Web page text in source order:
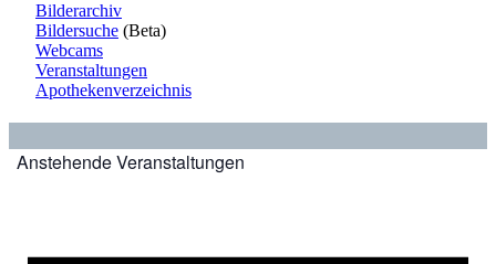
Bilderarchiv
Bildersuche (Beta)
Webcams
Veranstaltungen
Apothekenverzeichnis
Anstehende Veranstaltungen